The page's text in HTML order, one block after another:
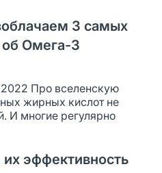
3 самых
Омега-3
Про вселенскую
жирных кислот не
И многие регулярно
эффективность